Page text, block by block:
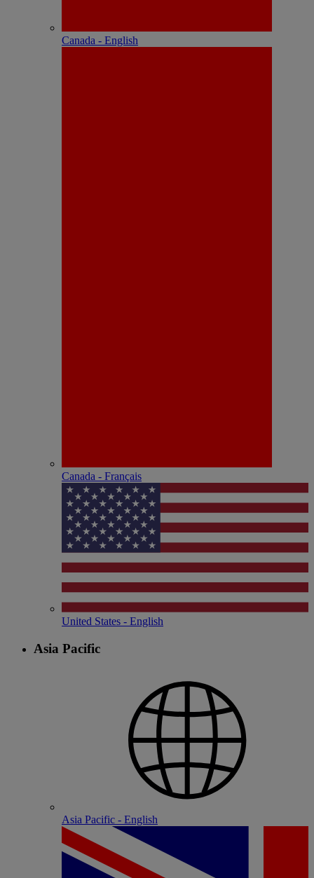
Canada - English
Canada - Français
United States - English
Asia Pacific
Asia Pacific - English